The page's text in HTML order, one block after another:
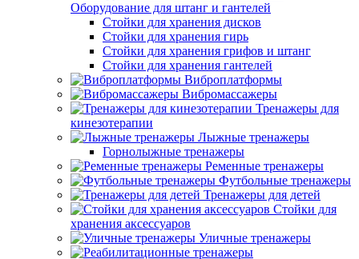
Оборудование для штанг и гантелей
Стойки для хранения дисков
Стойки для хранения гирь
Стойки для хранения грифов и штанг
Стойки для хранения гантелей
Виброплатформы
Вибромассажеры
Тренажеры для
кинезотерапии
Лыжные тренажеры
Горнолыжные тренажеры
Ременные тренажеры
Футбольные тренажеры
Тренажеры для детей
Стойки для
хранения аксессуаров
Уличные тренажеры